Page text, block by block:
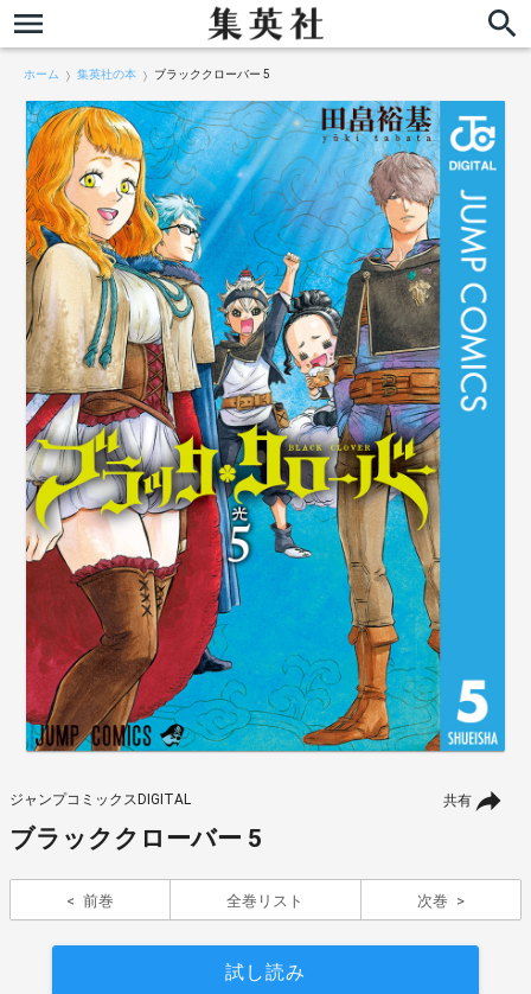
ホーム 集英社の本 ブラッククローバー 5
共有
ジャンプコミックスDIGITAL
ブラッククローバー 5
前巻 全巻リスト 次巻
試し読み